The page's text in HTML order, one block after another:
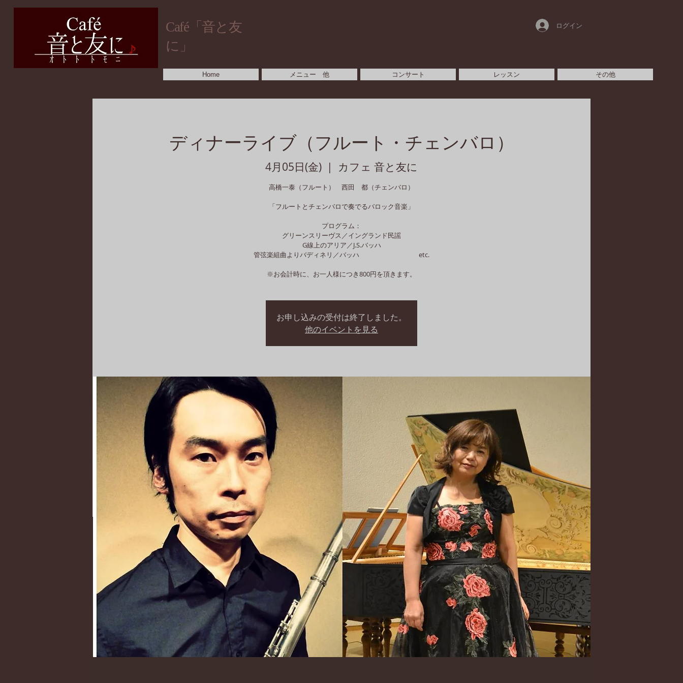
​Café「音と友
に」
ログイン
Home メニュー 他 コンサート レッスン その他
ディナーライブ（フルート・チェンバロ）
4月05日(金)
  |
カフェ 音と友に
高橋一泰（フルート） 西田 都（チェンバロ）
「フルートとチェンバロで奏でるバロック音楽」
プログラム：
グリーンスリーヴス／イングランド民謡
G線上のアリア／J.S.バッハ
管弦楽組曲よりバディネリ／バッハ etc.
※お会計時に、お一人様につき800円を頂きます。
お申し込みの受付は終了しました。
他のイベントを見る